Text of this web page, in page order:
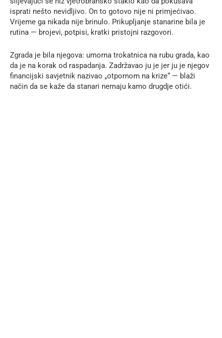
isprati nešto nevidljivo. On to gotovo nije ni primjećivao.
Vrijeme ga nikada nije brinulo. Prikupljanje stanarine bila je
rutina — brojevi, potpisi, kratki pristojni razgovori.
Zgrada je bila njegova: umorna trokatnica na rubu grada, kao
da je na korak od raspadanja. Zadržavao ju je jer ju je njegov
financijski savjetnik nazivao „otpornom na krize“ — blaži
način da se kaže da stanari nemaju kamo drugdje otići.